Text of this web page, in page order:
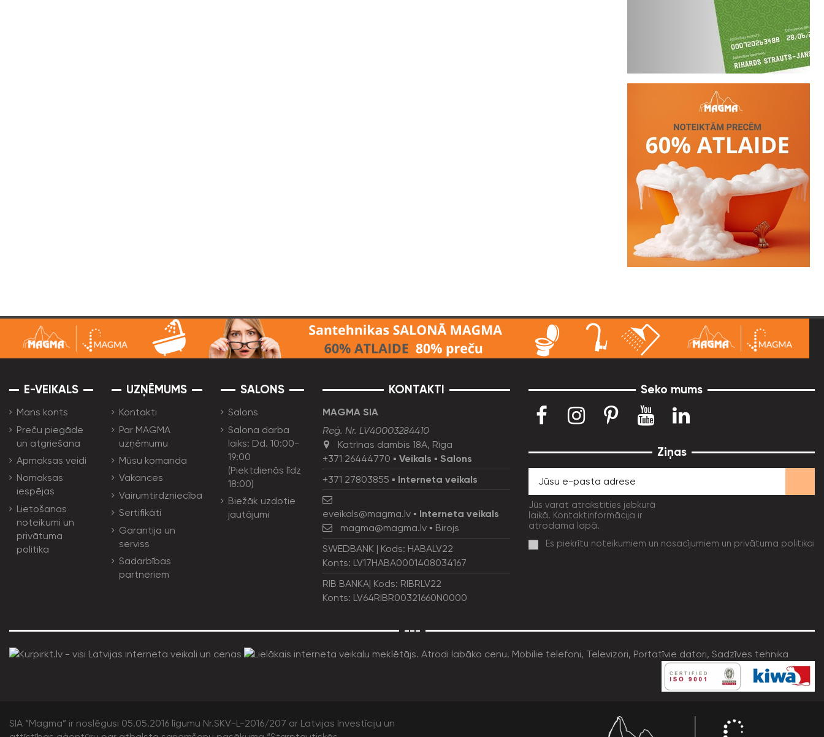
E-VEIKALS
Mans konts
Preču piegāde
un atgriešana
Apmaksas veidi
Nomaksas
iespējas
Lietošanas
noteikumi un
privātuma
politika
UZŅĒMUMS
Kontakti
Par MAGMA
uzņēmumu
Mūsu komanda
Vakances
Vairumtirdzniecība
Sertifikāti
Garantija un
serviss
Sadarbības
partneriem
SALONS
Salons
Salona darba
laiks: Dd. 10:00-
19:00
(Piektdienās līdz
18:00)
Biežāk uzdotie
jautājumi
KONTAKTI
MAGMA SIA
Reģ. Nr. LV40003284410
Katrīnas dambis 18A, Rīga
+371 26444770 ▪ Veikals ▪ Salons
+371 27803855 ▪ Interneta veikals
eveikals@magma.lv ▪ Interneta veikals
magma@magma.lv▪ Birojs
SWEDBANK | Kods: HABALV22
Konts: LV17HABA0001408034167
RIB BANKA| Kods: RIBRLV22
Konts: LV64RIBR00321660N0000
Seko mums
Ziņas
Jūs varat atrakstīties jebkurā
laikā. Kontaktinformācija ir
atrodama lapā.
Es piekrītu noteikumiem un nosacījumiem un privātuma politikai
---
SIA “Magma” ir noslēgusi 05.05.2016 līgumu Nr.SKV-L-2016/207 ar Latvijas Investīciju un